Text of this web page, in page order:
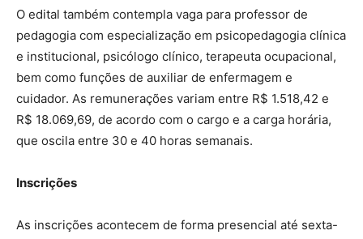
O edital também contempla vaga para professor de
pedagogia com especialização em psicopedagogia clínica
e institucional, psicólogo clínico, terapeuta ocupacional,
bem como funções de auxiliar de enfermagem e
cuidador. As remunerações variam entre R$ 1.518,42 e
R$ 18.069,69, de acordo com o cargo e a carga horária,
que oscila entre 30 e 40 horas semanais.
Inscrições
As inscrições acontecem de forma presencial até sexta-